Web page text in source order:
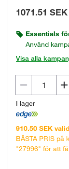
1071.51 SEK
Essentials
Använd
Visa alla
I lager
910.50 SEK
BÄSTA PRIS på
"27996" för att